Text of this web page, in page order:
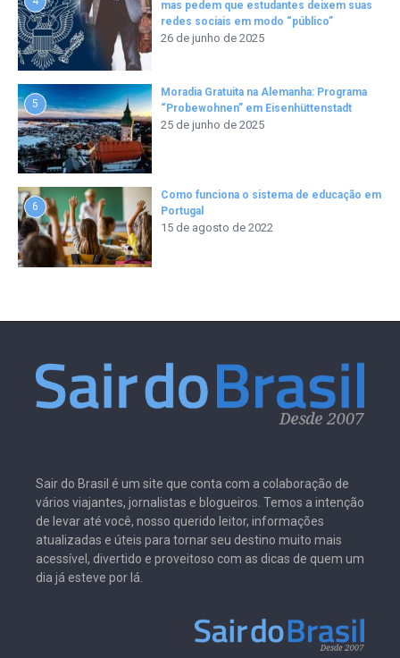
mas pedem que estudantes deixem suas
redes sociais em modo “público”
26 de junho de 2025
5
Moradia Gratuita na Alemanha: Programa
“Probewohnen” em Eisenhüttenstadt
25 de junho de 2025
6
Como funciona o sistema de educação em
Portugal
15 de agosto de 2022
Sair do Brasil é um site que conta com a colaboração de
vários viajantes, jornalistas e blogueiros. Temos a intenção
de levar até você, nosso querido leitor, informações
atualizadas e úteis para tornar seu destino muito mais
acessível, divertido e proveitoso com as dicas de quem um
dia já esteve por lá.